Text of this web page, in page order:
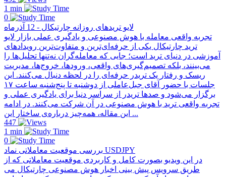
1 min
0
لایو تریدهای روزانه چارتیکال - 12 آذرماه
تجربه واقعی معامله با هوش مصنوعی و یادگیری عملی بازار لایو
ترید چارتیکال یکی از حرفه‌ای‌ترین و متفاوت‌ترین رویدادهای
آموزشی در دنیای ترید است؛ جایی که معامله‌گران نه‌تنها تحلیل‌ها را
می‌بینند، بلکه تصمیم‌گیری‌های واقعی، ورودها، خروج‌ها، مدیریت
ریسک و رفتار یک تریدر حرفه‌ای را در لحظه دنبال می‌کنند. این
جلسات با حضور آقای جبل‌عاملی از دو‌شنبه تا پنج‌شنبه ساعت ۱۷
برگزار می‌شود و صدها تریدر از سراسر دنیا برای یادگیری عملی و
تجربه واقعی ترید با هوش مصنوعی در آن شرکت می‌کنند. در ادامه
این مقاله، همه‌چیز درباره‌ی ساختار این ...
447
1 min
0
بررسی موقعیت معاملاتی نماد USDJPY
در این ویدیو بصورت کامل و کاربردی موقعیت معاملاتی که از
طریق سرویس پیش بینی اخبار هوش مصنوعی چارتیکال می